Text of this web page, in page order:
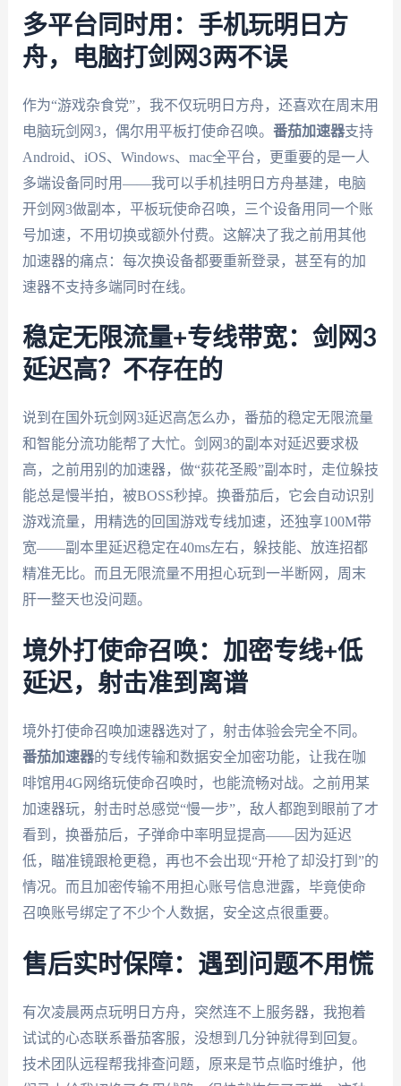
多平台同时用：手机玩明日方
舟，电脑打剑网3两不误
作为“游戏杂食党”，我不仅玩明日方舟，还喜欢在周末用
电脑玩剑网3，偶尔用平板打使命召唤。 番茄加速器支持
Android、iOS、Windows、mac全平台，更重要的是一人
多端设备同时用——我可以手机挂明日方舟基建，电脑
开剑网3做副本，平板玩使命召唤，三个设备用同一个账
号加速，不用切换或额外付费。这解决了我之前用其他
加速器的痛点：每次换设备都要重新登录，甚至有的加
速器不支持多端同时在线。
稳定无限流量+专线带宽：剑网3
延迟高？不存在的
说到在国外玩剑网3延迟高怎么办，番茄的稳定无限流量
和智能分流功能帮了大忙。剑网3的副本对延迟要求极
高，之前用别的加速器，做“荻花圣殿”副本时，走位躲技
能总是慢半拍，被BOSS秒掉。换番茄后，它会自动识别
游戏流量，用精选的回国游戏专线加速，还独享100M带
宽——副本里延迟稳定在40ms左右，躲技能、放连招都
精准无比。而且无限流量不用担心玩到一半断网，周末
肝一整天也没问题。
境外打使命召唤：加密专线+低
延迟，射击准到离谱
境外打使命召唤加速器选对了，射击体验会完全不同。
番茄加速器的专线传输和数据安全加密功能，让我在咖
啡馆用4G网络玩使命召唤时，也能流畅对战。之前用某
加速器玩，射击时总感觉“慢一步”，敌人都跑到眼前了才
看到，换番茄后，子弹命中率明显提高——因为延迟
低，瞄准镜跟枪更稳，再也不会出现“开枪了却没打到”的
情况。而且加密传输不用担心账号信息泄露，毕竟使命
召唤账号绑定了不少个人数据，安全这点很重要。
售后实时保障：遇到问题不用慌
有次凌晨两点玩明日方舟，突然连不上服务器，我抱着
试试的心态联系番茄客服，没想到几分钟就得到回复。
技术团队远程帮我排查问题，原来是节点临时维护，他